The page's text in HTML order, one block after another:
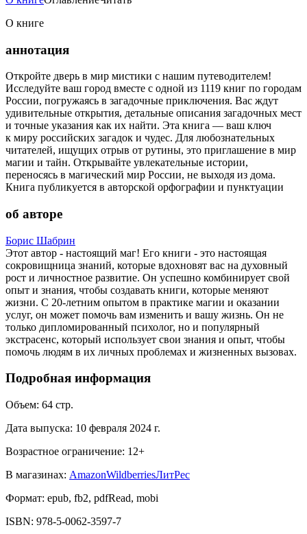
О книге
аннотация
Откройте дверь в мир мистики с нашим путеводителем!
Исследуйте ваш город вместе с одной из 1119 книг по городам
России, погружаясь в загадочные приключения. Вас ждут
удивительные открытия, детальные описания загадочных мест
и точные указания как их найти. Эта книга — ваш ключ
к миру российских загадок и чудес. Для любознательных
читателей, ищущих отрыв от рутины, это приглашение в мир
магии и тайн. Открывайте увлекательные истории,
переносясь в магический мир России, не выходя из дома.
Книга публикуется в авторской орфографии и пунктуации
об авторе
Борис Шабрин
Этот автор - настоящий маг! Его книги - это настоящая
сокровищница знаний, которые вдохновят вас на духовный
рост и личностное развитие. Он успешно комбинирует свой
опыт и знания, чтобы создавать книги, которые меняют
жизни. С 20-летним опытом в практике магии и оказании
услуг, он может помочь вам изменить и вашу жизнь. Он не
только дипломированный психолог, но и популярный
экстрасенс, который использует свои знания и опыт, чтобы
помочь людям в их личных проблемах и жизненных вызовах.
Подробная информация
Объем: 64 стр.
Дата выпуска: 10 февраля 2024 г.
Возрастное ограничение: 12+
В магазинах: AmazonWildberriesЛитРес
Формат: epub, fb2, pdfRead, mobi
ISBN: 978-5-0062-3597-7